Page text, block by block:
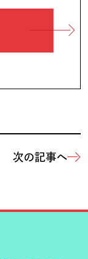
次の記事へ